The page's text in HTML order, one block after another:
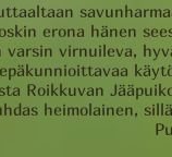
erona hänen
varsin virnuileva,
Roikkuvan
heimolainen,